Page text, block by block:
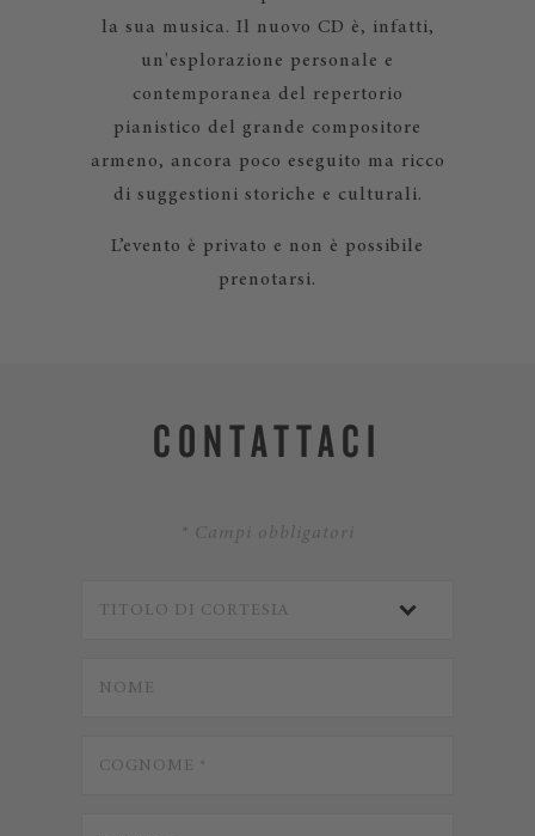
la sua musica. Il nuovo CD è, infatti,
un'esplorazione personale e
contemporanea del repertorio
pianistico del grande compositore
armeno, ancora poco eseguito ma ricco
di suggestioni storiche e culturali.
L’evento è privato e non è possibile
prenotarsi.
CONTATTACI
* Campi obbligatori